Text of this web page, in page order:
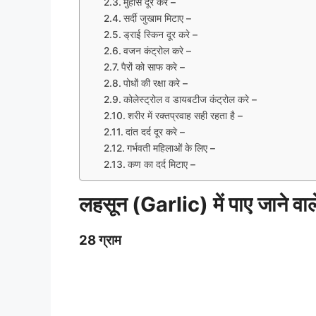
मुहांसे दूर करे –
सर्दी जुखाम मिटाए –
ड्राई स्किन दूर करे –
वजन कंट्रोल करे –
पैरों को साफ करे –
पोधों की रक्षा करे –
कोलेस्ट्रोल व डायबटीज कंट्रोल करे –
शरीर में रक्तप्रवाह सही रहता है –
दांत दर्द दूर करे –
गर्भवती महिलाओं के लिए –
कण का दर्द मिटाए –
लहसून (Garlic) में पाए जाने
28 ग्राम